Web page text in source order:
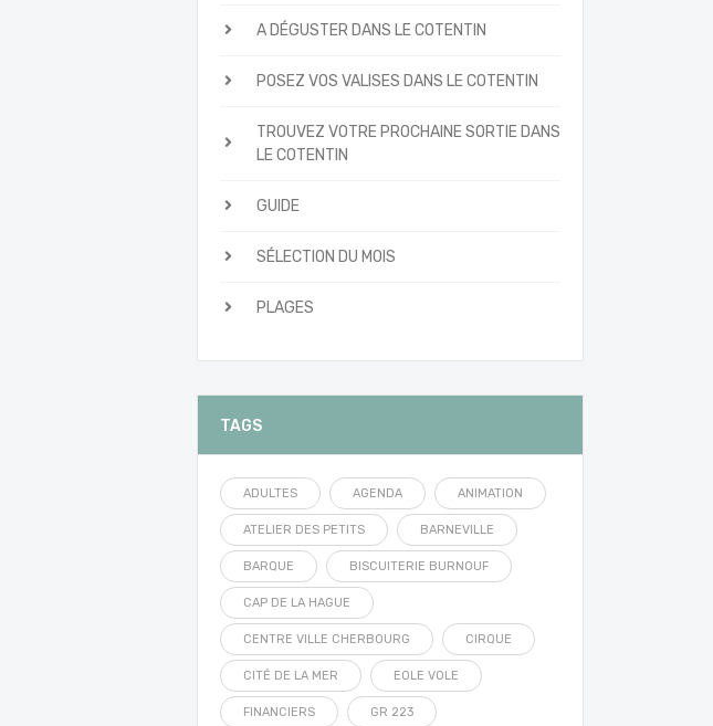
A DÉGUSTER DANS LE COTENTIN
POSEZ VOS VALISES DANS LE COTENTIN
TROUVEZ VOTRE PROCHAINE SORTIE DANS
LE COTENTIN
GUIDE
SÉLECTION DU MOIS
PLAGES
TAGS
ADULTES AGENDA ANIMATION
ATELIER DES PETITS BARNEVILLE
BARQUE BISCUITERIE BURNOUF
CAP DE LA HAGUE
CENTRE VILLE CHERBOURG CIRQUE
CITÉ DE LA MER EOLE VOLE
FINANCIERS GR 223